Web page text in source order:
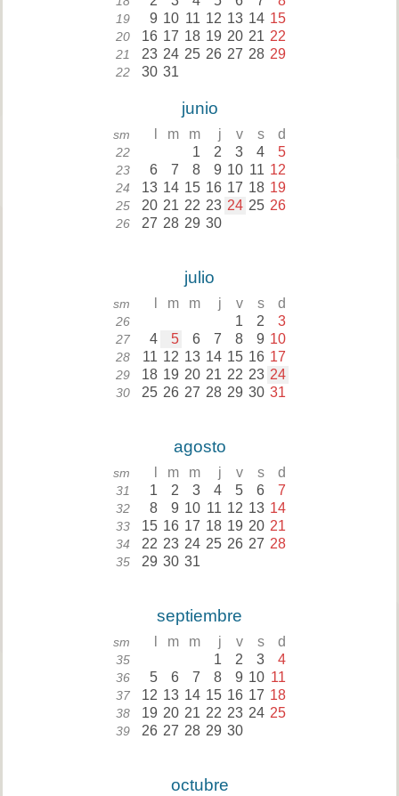
19 9 10 11 12 13 14 15
20 16 17 18 19 20 21 22
21 23 24 25 26 27 28 29
22 30 31
junio
sm m m j v s d
22 1 2 3 4 5
23 6 7 8 9 10 11 12
24 13 14 15 16 17 18 19
25 20 21 22 23 24 25 26
26 27 28 29 30
julio
sm m m j v s d
26 1 2 3
27 4 5 6 7 8 9 10
28 11 12 13 14 15 16 17
29 18 19 20 21 22 23 24
30 25 26 27 28 29 30 31
agosto
sm m m j v s d
31 1 2 3 4 5 6 7
32 8 9 10 11 12 13 14
33 15 16 17 18 19 20 21
34 22 23 24 25 26 27 28
35 29 30 31
septiembre
sm m m j v s d
35 1 2 3 4
36 5 6 7 8 9 10 11
37 12 13 14 15 16 17 18
38 19 20 21 22 23 24 25
39 26 27 28 29 30
octubre